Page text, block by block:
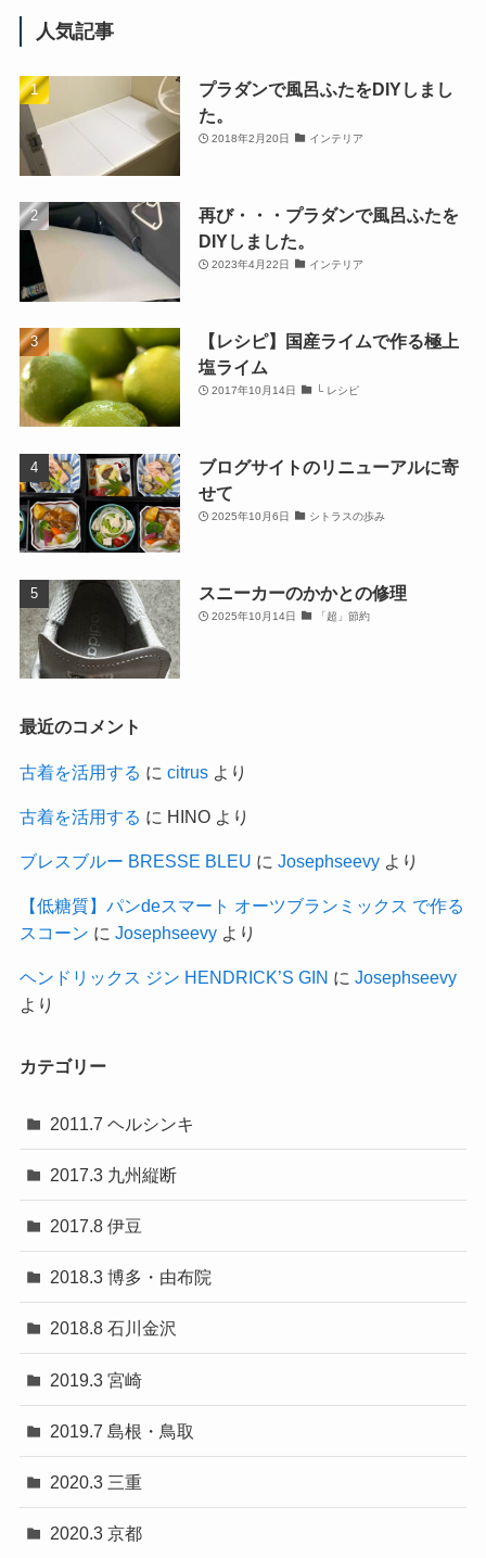
人気記事
プラダンで風呂ふたをDIYしまし
た。
2018年2月20日 インテリア
再び・・・プラダンで風呂ふたを
DIYしました。
2023年4月22日 インテリア
【レシピ】国産ライムで作る極上
塩ライム
2017年10月14日 └ レシピ
ブログサイトのリニューアルに寄
せて
2025年10月6日 シトラスの歩み
スニーカーのかかとの修理
2025年10月14日 「超」節約
最近のコメント
古着を活用する に citrusより
古着を活用する に HINOより
ブレスブルー BRESSE BLEU に Josephseevyより
【低糖質】パンdeスマート オーツブランミックス で作る
スコーン に Josephseevyより
ヘンドリックス ジン HENDRICK’S GIN に Josephseevy
より
カテゴリー
2011.7 ヘルシンキ
2017.3 九州縦断
2017.8 伊豆
2018.3 博多・由布院
2018.8 石川金沢
2019.3 宮崎
2019.7 島根・鳥取
2020.3 三重
2020.3 京都